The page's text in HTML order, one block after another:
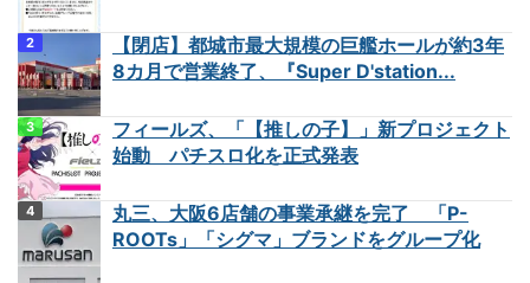
【閉店】都城市最大規模の巨艦ホールが約3年
8カ月で営業終了、『Super D'station...
フィールズ、「【推しの子】」新プロジェクト
始動 パチスロ化を正式発表
丸三、大阪6店舗の事業承継を完了 「P-
ROOTs」「シグマ」ブランドをグループ化